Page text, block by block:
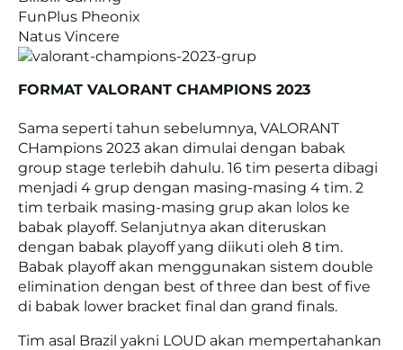
FunPlus Pheonix
Natus Vincere
FORMAT VALORANT CHAMPIONS 2023
Sama seperti tahun sebelumnya, VALORANT
CHampions 2023 akan dimulai dengan babak
group stage terlebih dahulu. 16 tim peserta dibagi
menjadi 4 grup dengan masing-masing 4 tim. 2
tim terbaik masing-masing grup akan lolos ke
babak playoff. Selanjutnya akan diteruskan
dengan babak playoff yang diikuti oleh 8 tim.
Babak playoff akan menggunakan sistem double
elimination dengan best of three dan best of five
di babak lower bracket final dan grand finals.
Tim asal Brazil yakni LOUD akan mempertahankan